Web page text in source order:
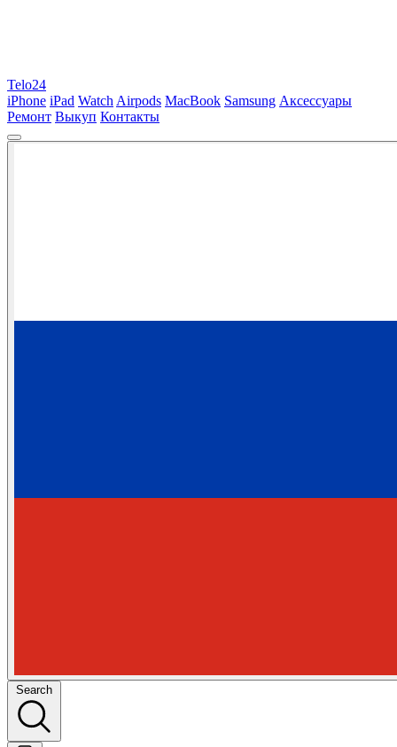
Telo24
iPhone iPad Watch Airpods MacBook Samsung Аксессуары
Ремонт Выкуп Контакты
Search